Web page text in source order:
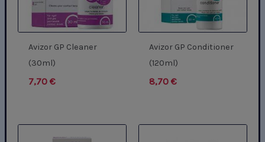
Avizor GP Cleaner
(30ml)
7,70 €
Avizor GP Conditioner
(120ml)
8,70 €